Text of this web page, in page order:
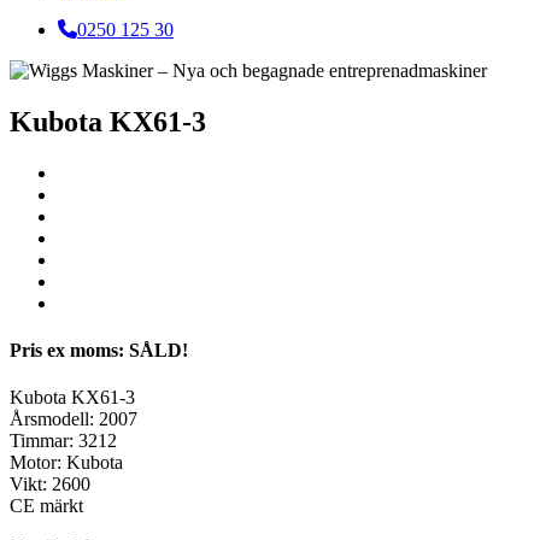
0250 125 30
Kubota KX61-3
Pris ex moms: SÅLD!
Kubota KX61-3
Årsmodell: 2007
Timmar: 3212
Motor: Kubota
Vikt: 2600
CE märkt